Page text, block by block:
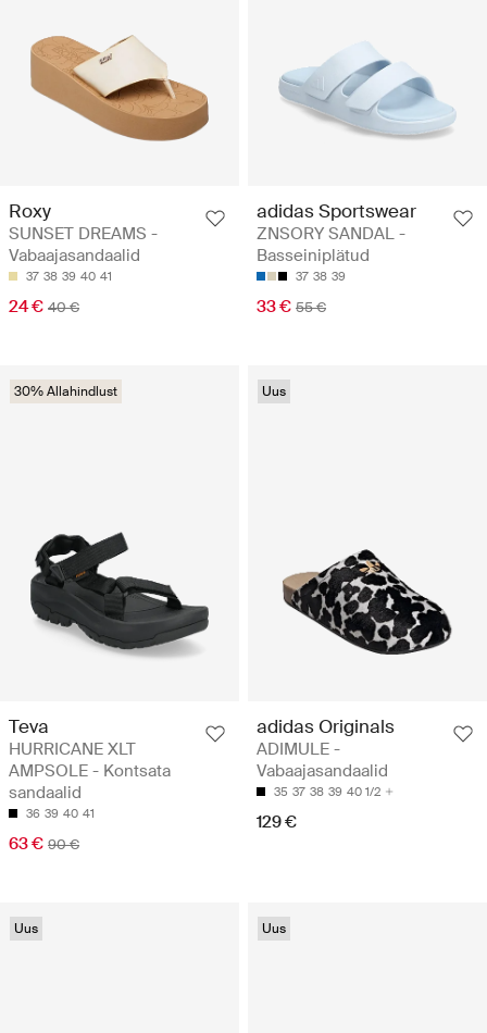
Roxy
SUNSET DREAMS -
Vabaajasandaalid
37 38 39 40 41
24 € 40 €
adidas Sportswear
ZNSORY SANDAL -
Basseiniplätud
37 38 39
33 € 55 €
30% Allahindlust
Teva
HURRICANE XLT
AMPSOLE - Kontsata
sandaalid
36 39 40 41
63 € 90 €
Uus
adidas Originals
ADIMULE -
Vabaajasandaalid
35 37 38 39 40 1/2
129 €
Uus Uus